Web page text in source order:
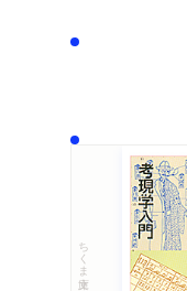
ちくま文庫